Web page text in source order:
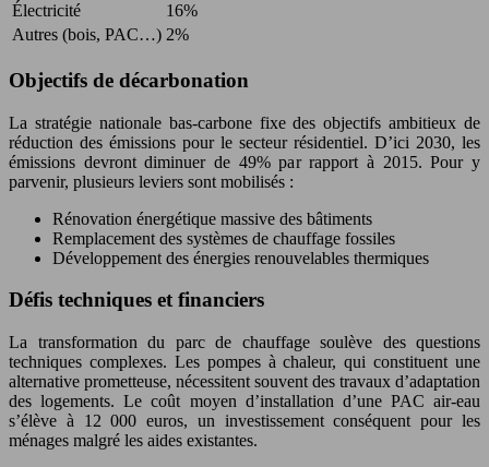
Électricité
16%
Autres (bois, PAC…) 2%
Objectifs de décarbonation
La stratégie nationale bas-carbone fixe des objectifs ambitieux de
réduction des émissions pour le secteur résidentiel. D’ici 2030, les
émissions devront diminuer de 49% par rapport à 2015. Pour y
parvenir, plusieurs leviers sont mobilisés :
Rénovation énergétique massive des bâtiments
Remplacement des systèmes de chauffage fossiles
Développement des énergies renouvelables thermiques
Défis techniques et financiers
La transformation du parc de chauffage soulève des questions
techniques complexes. Les pompes à chaleur, qui constituent une
alternative prometteuse, nécessitent souvent des travaux d’adaptation
des logements. Le coût moyen d’installation d’une PAC air-eau
s’élève à 12 000 euros, un investissement conséquent pour les
ménages malgré les aides existantes.